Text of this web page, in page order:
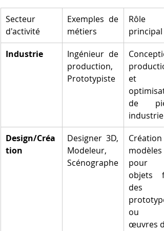
Secteur
d'activité
Exemples de
métiers
Rôle
principal
Industrie
Ingénieur de
production,
Prototypiste
et
de
Design/Créa
tion
Designer 3D,
Modeleur,
Scénographe
modèles
pour
objets
des
ou
œuvres